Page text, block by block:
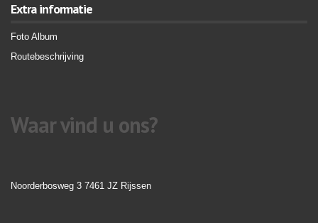
Extra informatie
Foto Album
Routebeschrijving
Waar vind u ons?
Noorderbosweg 3 7461 JZ Rijssen